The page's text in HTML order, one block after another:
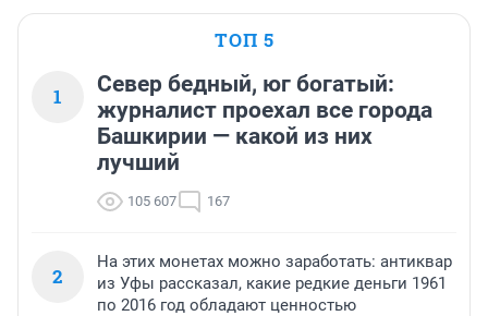
ТОП 5
1
Север бедный, юг богатый:
журналист проехал все города
Башкирии — какой из них
лучший
105 607 167
2
На этих монетах можно заработать: антиквар
из Уфы рассказал, какие редкие деньги 1961
по 2016 год обладают ценностью